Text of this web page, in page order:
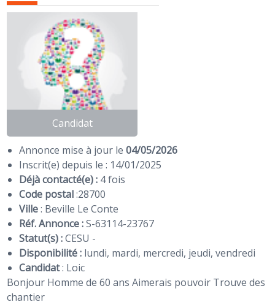
Candidat
Annonce mise à jour le04/05/2026
Inscrit(e) depuis le : 14/01/2025
Déjà contacté(e) : 4 fois
Code postal:28700
Ville: Beville Le Conte
Réf. Annonce :S-63114-23767
Statut(s) :CESU -
Disponibilité : lundi, mardi, mercredi, jeudi, vendredi
Candidat: Loic
Bonjour Homme de 60 ans Aimerais pouvoir Trouve des
chantier